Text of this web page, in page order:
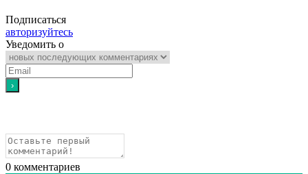
Подписаться
авторизуйтесь
Уведомить о
0 комментариев